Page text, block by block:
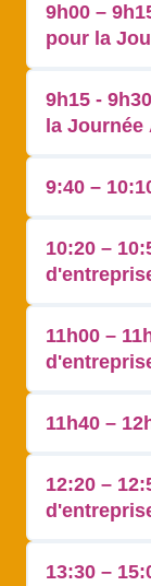
9h00 –
pour la
9h15 -
la Journée
9:40 –
10:20 –
11h00 –
11h40 –
12:20 –
13:30 –